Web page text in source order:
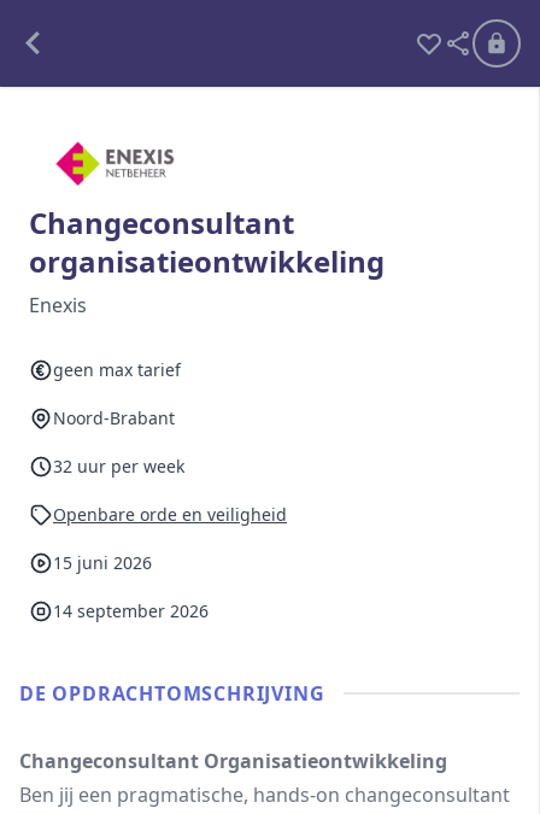
Detachering
Changeconsultant
organisatieontwikkeling
Enexis
geen max tarief
Noord-Brabant
32 uur per week
Openbare orde en veiligheid
15 juni 2026
14 september 2026
DE OPDRACHT­OMSCHRIJVING
Changeconsultant Organisatieontwikkeling
Ben jij een pragmatische, hands-on changeconsultant